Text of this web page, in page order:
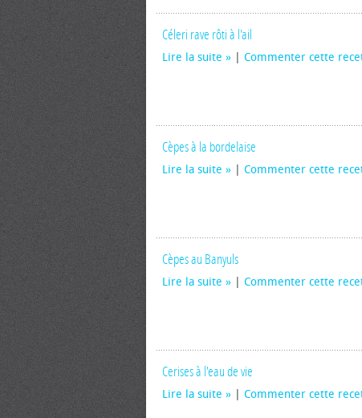
Céleri rave rôti à l'ail
Lire la suite Commenter cette
Cèpes à la bordelaise
Lire la suite Commenter cette
Cèpes au Banyuls
Lire la suite Commenter cette
Cerises à l'eau de vie
Lire la suite Commenter cette